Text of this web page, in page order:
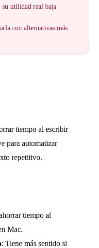
su utilidad real baja
con alternativas más
tiempo al escribir
para automatizar
repetitivo.
tiempo al
Mac.
: Tiene más sentido si